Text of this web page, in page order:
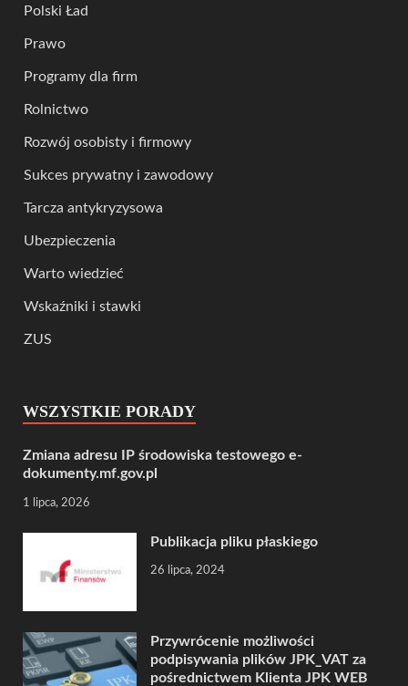
Polski Ład
Prawo
Programy dla firm
Rolnictwo
Rozwój osobisty i firmowy
Sukces prywatny i zawodowy
Tarcza antykryzysowa
Ubezpieczenia
Warto wiedzieć
Wskaźniki i stawki
ZUS
WSZYSTKIE PORADY
Zmiana adresu IP środowiska testowego e-
dokumenty.mf.gov.pl
1 lipca, 2026
Publikacja pliku płaskiego
26 lipca, 2024
Przywrócenie możliwości
podpisywania plików JPK_VAT za
pośrednictwem Klienta JPK WEB